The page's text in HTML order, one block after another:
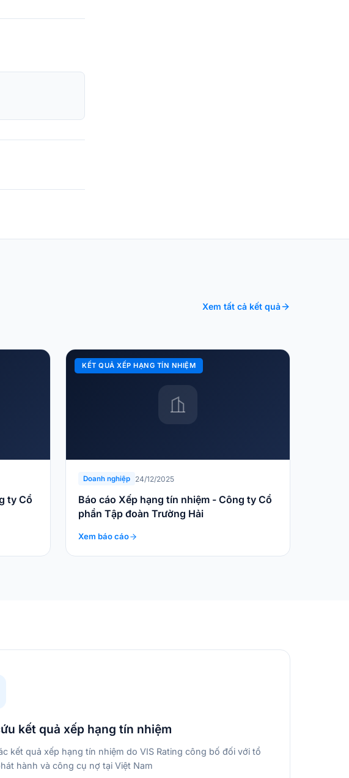
Xem tất cả kết quả
KẾT QUẢ XẾP HẠNG TÍN NHIỆM
Doanh nghiệp 24/12/2025
Báo cáo Xếp hạng tín nhiệm - Công ty Cổ
phần Tập đoàn Trường Hải
Xem báo cáo
kết quả xếp hạng tín nhiệm
kết quả xếp hạng tín nhiệm do VIS Rating công bố đối với tổ
hành và công cụ nợ tại Việt Nam